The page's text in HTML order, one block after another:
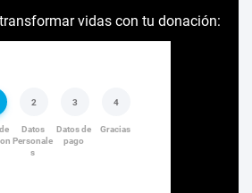
vidas con tu donación: